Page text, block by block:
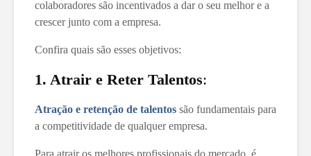
colaboradores são incentivados a dar o seu melhor e a
crescer junto com a empresa.
Confira quais são esses objetivos:
1. Atrair e Reter Talentos:
Atração e retenção de talentos são fundamentais para
a competitividade de qualquer empresa.